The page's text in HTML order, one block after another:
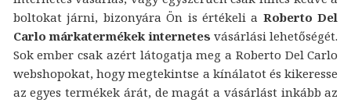
boltokat járni, bizonyára Ön is értékeli a Roberto Del
Carlo márkatermékek internetes vásárlási lehetőségét.
Sok ember csak azért látogatja meg a Roberto Del Carlo
webshopokat, hogy megtekintse a kínálatot és kikeresse
az egyes termékek árát, de magát a vásárlást inkább az